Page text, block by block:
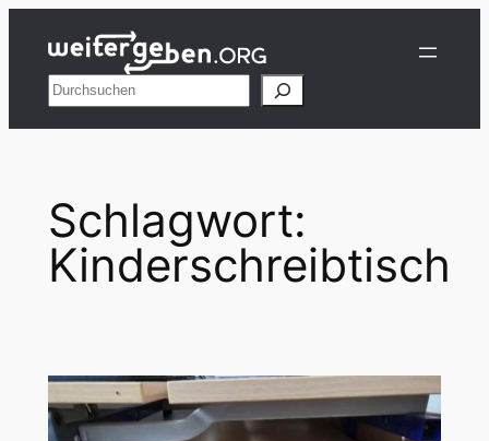
Inhalt
springenSuchen
Schlagwort:
Kinderschreibtisch